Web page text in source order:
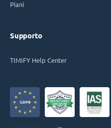
Piani
Supporto
TIMIFY Help Center